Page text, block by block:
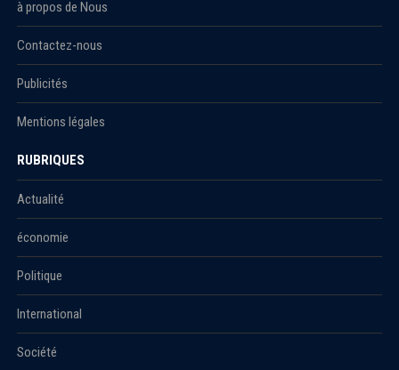
à propos de Nous
Contactez-nous
Publicités
Mentions légales
RUBRIQUES
Actualité
économie
Politique
International
Société